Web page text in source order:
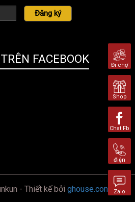
FACEBOOK
- Thiết kế bởi ghouse.com.vn
Đi chợ
Shop
Chat Fb
Gọi
điện
Zalo